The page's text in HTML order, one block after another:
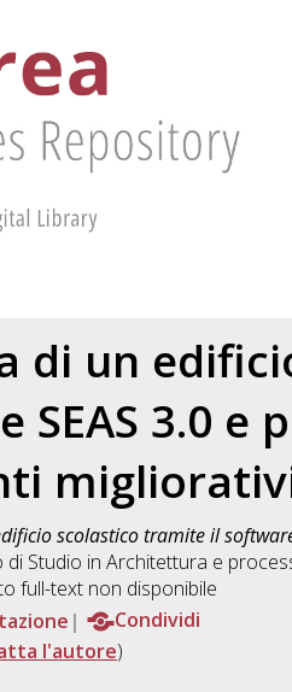
di un
3.0 e
scolastico tramite il
Studio in Architettura e
full-text non disponibile
Condividi
l'autore)